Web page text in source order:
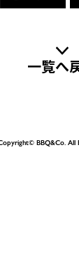
一覧へ
BBQ&Co. All